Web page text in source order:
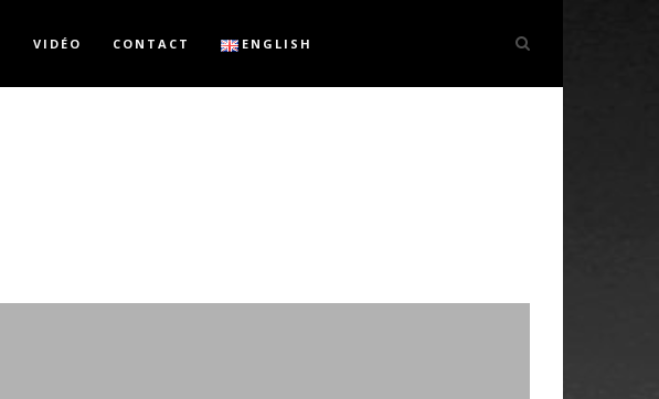
VIDÉO CONTACT ENGLISH